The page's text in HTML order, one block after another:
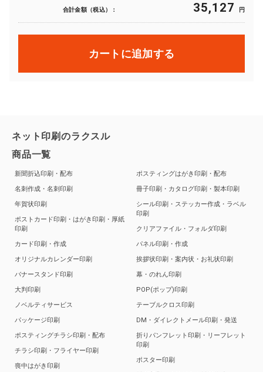
合計金額（税込）： 35,127 円
カートに追加する
ネット印刷のラクスル
商品一覧
新聞折込印刷・配布
名刺作成・名刺印刷
年賀状印刷
ポストカード印刷・はがき印刷・厚紙
印刷
カード印刷・作成
オリジナルカレンダー印刷
バナースタンド印刷
大判印刷
ノベルティサービス
パッケージ印刷
ポスティングチラシ印刷・配布
チラシ印刷・フライヤー印刷
喪中はがき印刷
ポスティングはがき印刷・配布
冊子印刷・カタログ印刷・製本印刷
シール印刷・ステッカー作成・ラベル
印刷
クリアファイル・フォルダ印刷
パネル印刷・作成
挨拶状印刷・案内状・お礼状印刷
幕・のれん印刷
POP(ポップ)印刷
テーブルクロス印刷
DM・ダイレクトメール印刷・発送
折りパンフレット印刷・リーフレット
印刷
ポスター印刷